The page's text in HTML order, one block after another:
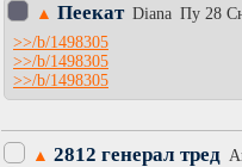
▲ Пеекат Diаna Пy 28
>>/b/1498305
>>/b/1498305
>>/b/1498305
▲ 2812 генерал тред